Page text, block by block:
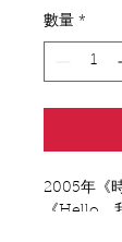
數量 *
2005年《
《Hello，